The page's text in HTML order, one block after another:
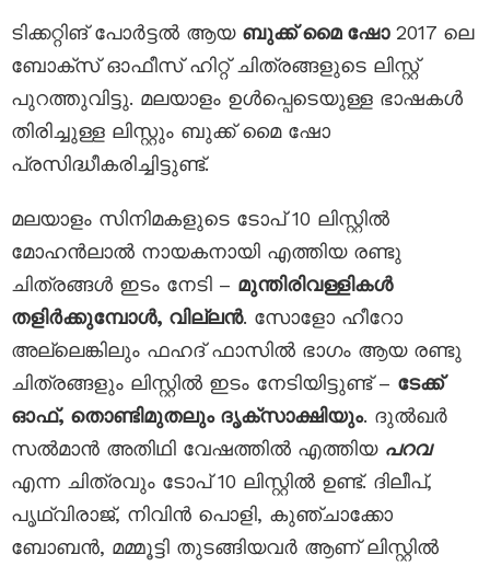
ടിക്കറ്റിങ് പോർട്ടൽ ആയ ബുക്ക് മൈ ഷോ2017 ലെ
ബോക്സ് ഓഫീസ് ഹിറ്റ് ചിത്രങ്ങളുടെ ലിസ്റ്റ്
പുറത്തുവിട്ടു. മലയാളം ഉള്‍പ്പെടെയുള്ള ഭാഷകൾ
തിരിച്ചുള്ള ലിസ്റ്റും ബുക്ക് മൈ ഷോ
പ്രസിദ്ധീകരിച്ചിട്ടുണ്ട്.
മലയാളം സിനിമകളുടെ ടോപ് 10 ലിസ്റ്റിൽ
മോഹൻലാൽ നായകനായി എത്തിയ രണ്ടു
ചിത്രങ്ങൾ ഇടം നേടി – മുന്തിരിവള്ളികൾ
തളിർക്കുമ്പോൾ, വില്ലൻ. സോളോ ഹീറോ
അല്ലെങ്കിലും ഫഹദ് ഫാസിൽ ഭാഗം ആയ രണ്ടു
ചിത്രങ്ങളും ലിസ്റ്റിൽ ഇടം നേടിയിട്ടുണ്ട് – ടേക്ക്
ഓഫ്, തൊണ്ടിമുതലും ദൃക്‌സാക്ഷിയും. ദുൽഖർ
സൽമാൻ അതിഥി വേഷത്തിൽ എത്തിയ പറവ
എന്ന ചിത്രവും ടോപ് 10 ലിസ്റ്റിൽ ഉണ്ട്. ദിലീപ്,
പൃഥ്വിരാജ്, നിവിൻ പൊളി, കുഞ്ചാക്കോ
ബോബൻ, മമ്മൂട്ടി തുടങ്ങിയവർ ആണ് ലിസ്റ്റിൽ